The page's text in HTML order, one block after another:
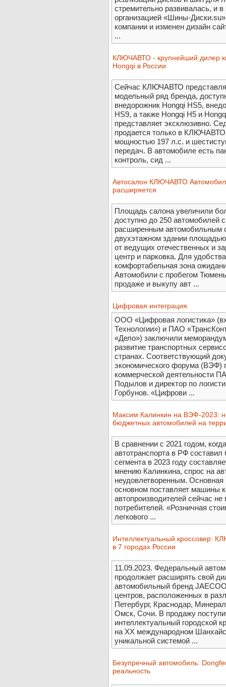
стремительно развивалась, и
организацией «Шины-
компании и изменен дизайн
...
КЛЮЧАВТО - крупнейший дилер
Hongqi в России
Сейчас КЛЮЧАВТО
модельный ряд бренда,
внедорожник Hongqi HS5,
HS9, а также Hongqi H5 и
представляет эксклюзивно.
продается только в
мощностью 197 л.с. и
передач. В автомобиле есть
контроль, сид ...
Автосалон КЛЮЧАВТО
расширяется
Площадь салона увеличили
доступно до 250 автомобилей
расширенным автомобильным
двухэтажном здании
от ведущих отечественных и
центр и парковка. Для
комфортабельная зона
Автомобили с пробегом
продаже и выкупу авт ...
Цифровая интеграция
ООО «Цифровая логистика»
Технологии») и ПАО
«Дело») заключили
развитие транспортных
странах. Соответствующий
экономического форума (ВЭФ)
коммерческой деятельности
Подылов и директор по
Горбунов. «Цифрови ...
Максим Калинкин на ВЭФ-2023:
бюджетных автомобилей на
В сравнении с 2021 годом,
автотранспорта в РФ
сегмента в 2023 году
мнению Калинкина, спрос на
неудовлетворенным.
основном поставляет машины
автопроизводителей сейчас
потребителей. «Розничная
легкового ...
Интеллектуальный кроссовер:
в 7 городах России
11.09.2023. Федеральный
продолжает расширять свой
автомобильный бренд
центров, расположенных в
Петербург, Краснодар,
Омск, Сочи. В продажу
интеллектуальный городской
на XX международном
уникальной системой ...
Безупречный автомобиль:
реальность